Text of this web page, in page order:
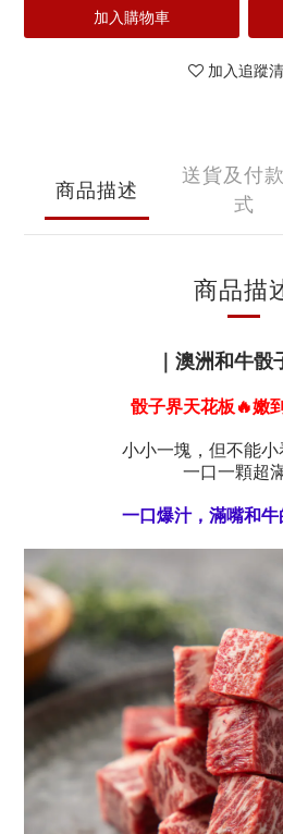
加入購物車
加入追蹤
商品描述
送貨及付
式
商品描
｜澳洲和牛骰
骰子界天花板🔥嫩
小小一塊，但不能
一口一顆超
一口爆汁，滿嘴和牛